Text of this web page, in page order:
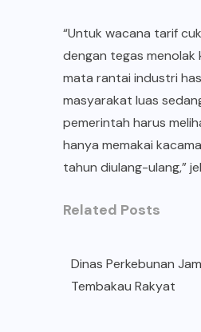
“Untuk wacana tarif
dengan tegas menolak
mata rantai industri
masyarakat luas
pemerintah harus
hanya memakai
tahun diulang-ulang,”
Related Posts
Dinas Perkebunan
Tembakau Rakyat